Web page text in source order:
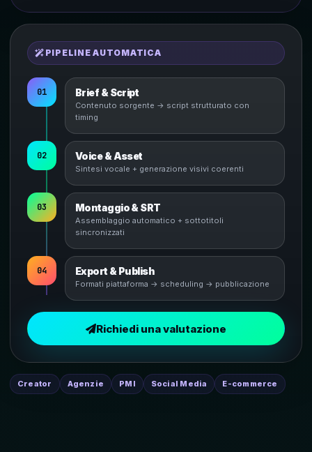
PIPELINE AUTOMATICA
01 Brief & Script
Contenuto sorgente → script strutturato con
timing
02 Voice & Asset
Sintesi vocale + generazione visivi coerenti
03 Montaggio & SRT
Assemblaggio automatico + sottotitoli
sincronizzati
04 Export & Publish
Formati piattaforma → scheduling → pubblicazione
Richiedi una valutazione
Creator Agenzie PMI Social Media E-commerce